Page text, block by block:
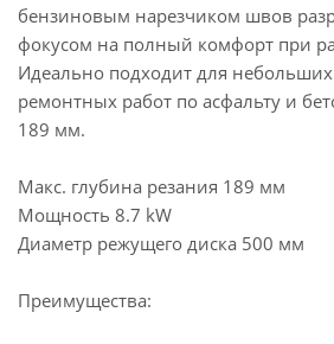
бензиновым нарезчиком швов
фокусом на полный комфорт при
Идеально подходит для
ремонтных работ по асфальту и
189 мм.
Макс. глубина резания 189 мм
Мощность 8.7 kW
Диаметр режущего диска 500 мм
Преимущества: